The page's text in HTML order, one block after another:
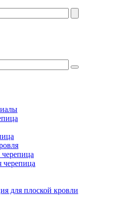
черепица
для плоской кровли